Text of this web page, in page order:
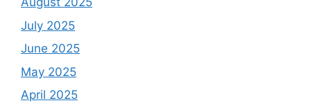
July 2025
June 2025
May 2025
April 2025